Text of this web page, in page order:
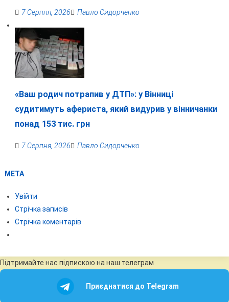
7 Серпня, 2026 Павло Сидорченко
«Ваш родич потрапив у ДТП»: у Вінниці
судитимуть афериста, який видурив у вінничанки
понад 153 тис. грн
7 Серпня, 2026 Павло Сидорченко
МЕТА
Увійти
Стрічка записів
Стрічка коментарів
Підтримайте нас підпискою на наш телеграм
Приєднатися до Telegram